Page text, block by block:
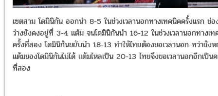
เซตสาม โดมินิกัน ออกนำ 8-5 ในช่วงเวลานอกทางเทคนิคครั้งแรก ช่อ
ว่างยังคงอยู่ที่ 3-4 แต้ม จนโดมินิกันนำ 16-12 ในช่วงเวลานอกทางเ
ครั้งที่สอง โดมินิกันขยับนำ 18-13 ทำให้ไทยต้องขอเวลานอก ทว่ายัง
แต้มของโดมินิกันไม่ได้ แต้มไหลเป็น 20-13 ไทยจึงขอเวลานอกอีกเป็น
ที่สอง